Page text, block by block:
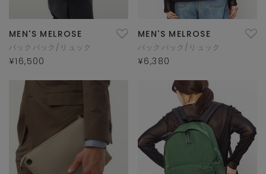
MEN'S MELROSE
バックパック/リュック
¥16,500
MEN'S MELROSE
バックパック/リュック
¥6,380